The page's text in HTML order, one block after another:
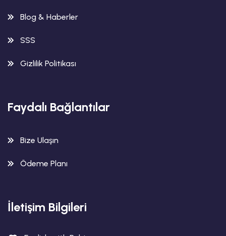
Blog & Haberler
SSS
Gizlilik Politikası
Faydalı Bağlantılar
Bize Ulaşın
Ödeme Planı
İletişim Bilgileri